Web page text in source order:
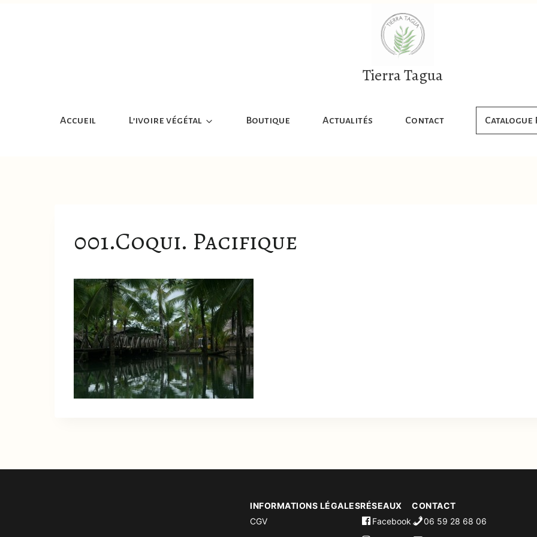
Tierra Tagua
Accueil L’ivoire végétal Boutique Actualités Contact Catalogue
001.Coqui. Pacifique
INFORMATIONS LÉGALES
CGV
RÉSEAUX
Facebook
CONTACT
06 59 28 68 06